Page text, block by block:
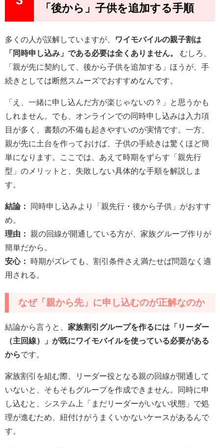
「後から」子供を追加する手順
多くの人が誤解していますが、
ワイモバイルの親子割は
「同時申し込み」である必要は全くありません。
むしろ、
「親が先に契約して、後から子供を追加する」ほうが、手
続きとしては断然スムーズでおすすめなんです。
「え、一緒に申し込んだ方が楽じゃないの？」と思うかも
しれません。でも、オンラインでの同時申し込みは入力項
目が多く、書類の不備も起きやすいのが実情です。一方、
親が先に土台を作っておけば、子供の手続きは驚くほど簡
単になります。ここでは、あえて時期をずらす「親先行
型」のメリットと、失敗しない具体的な手順を解説しま
す。
結論：
同時申し込みより「親先行・後から子供」がおすす
め。
理由：
親の回線が開通している方が、家族グループ作りが
簡単だから。
安心：
時期がズレても、割引条件さえ満たせば問題なく適
用される。
なぜ「親から先」に申し込むのが正解なのか
結論から言うと、 家族割引グループを作るには「リーダー
（主回線）」が既にワイモバイルを使っている必要がある
からです。
家族割引を組む際、リーダー役となる親の回線が開通して
いないと、そもそもグループを作成できません。同時に申
し込むと、システム上「まだリーダーがいない状態」で処
理が進むため、紐付けがうまくいかないケースがあるんで
す。